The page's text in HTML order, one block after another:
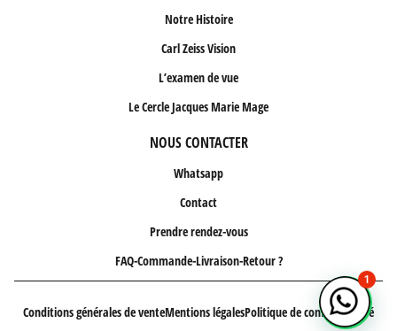
Notre Histoire
Carl Zeiss Vision
L’examen de vue
Le Cercle Jacques Marie Mage
NOUS CONTACTER
Whatsapp
Contact
Prendre rendez-vous
FAQ-Commande-Livraison-Retour ?
Conditions générales de venteMentions légalesPolitique de confidentialité
1